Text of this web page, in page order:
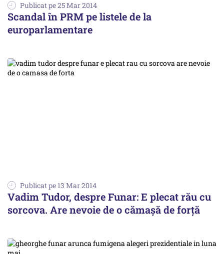
Publicat pe 25 Mar 2014
Scandal în PRM pe listele de la
europarlamentare
Publicat pe 13 Mar 2014
Vadim Tudor, despre Funar: E plecat rău cu
sorcova. Are nevoie de o cămașă de forță